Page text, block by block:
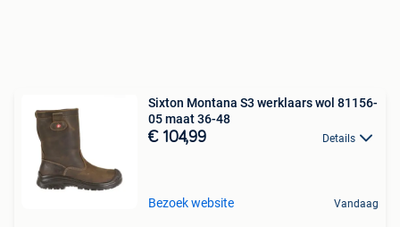
Sixton Montana S3 werklaars wol 81156-
05 maat 36-48
€ 104,99 Details
Bezoek website Vandaag